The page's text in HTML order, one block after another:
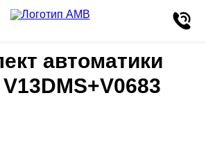
автоматики